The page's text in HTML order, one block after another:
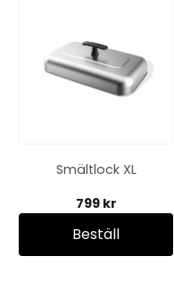
Smältlock XL
799 kr
Beställ